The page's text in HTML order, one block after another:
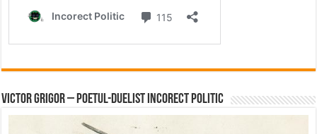
Victor Grigor – Poetul-Duelist Incorect Politic